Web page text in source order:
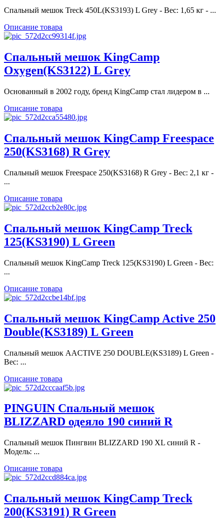
Спальный мешок Treck 450L(KS3193) L Grey - Вес: 1,65 кг - ...
Описание товара
Спальный мешок KingCamp
Oxygen(KS3122) L Grey
Основанный в 2002 году, бренд KingCamp стал лидером в ...
Описание товара
Спальный мешок KingCamp Freespace
250(KS3168) R Grey
Спальный мешок Freespace 250(KS3168) R Grey - Вес: 2,1 кг -
...
Описание товара
Спальный мешок KingCamp Treck
125(KS3190) L Green
Спальный мешок KingCamp Treck 125(KS3190) L Green - Вес:
...
Описание товара
Спальный мешок KingCamp Active 250
Double(KS3189) L Green
Спальный мешок AACTIVE 250 DOUBLE(KS3189) L Green -
Вес: ...
Описание товара
PINGUIN Спальный мешок
BLIZZARD одеяло 190 синий R
Спальный мешок Пингвин BLIZZARD 190 XL синий R -
Модель: ...
Описание товара
Спальный мешок KingCamp Treck
200(KS3191) R Green